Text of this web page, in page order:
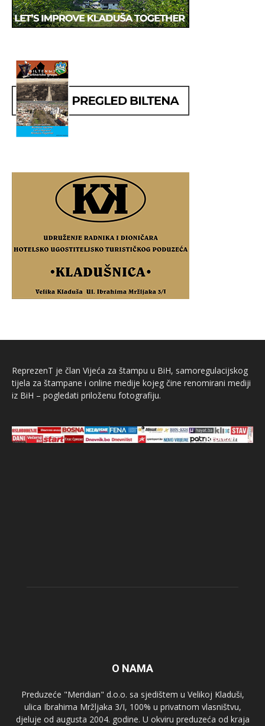
ReprezenT je član Vijeća za štampu u BiH, samoregulacijskog
tijela za štampane i online medije kojeg čine renomirani mediji
iz BiH – pogledati priloženu fotografiju.
O NAMA
Preduzeće "Meridian" d.o.o. sa sjedištem u Velikoj Kladuši,
ulica Ibrahima Mržljaka 3/I, 100% u privatnom vlasništvu,
djeluje od augusta 2004. godine. U okviru preduzeća od kraja